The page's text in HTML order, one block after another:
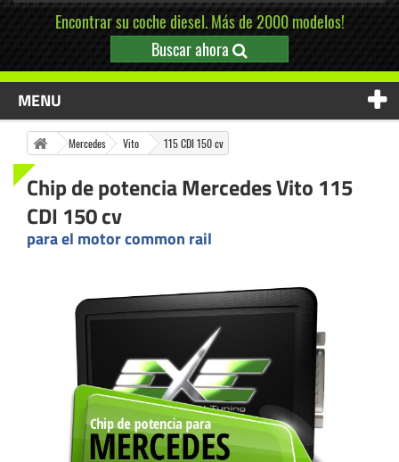
Encontrar su coche diesel. Más de 2000 modelos!
Buscar ahora
MENU
Mercedes Vito 115 CDI 150 cv
Chip de potencia Mercedes Vito 115
CDI 150 cv
para el motor common rail